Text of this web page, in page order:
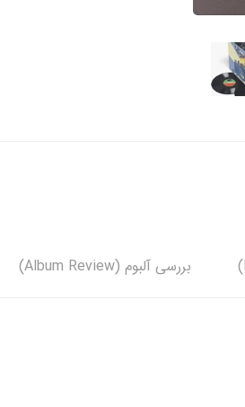
بررسی آلبوم (Album Review)